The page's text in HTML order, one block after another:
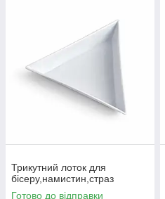
Трикутний лоток для
бісеру,намистин,страз
Готово до відправки